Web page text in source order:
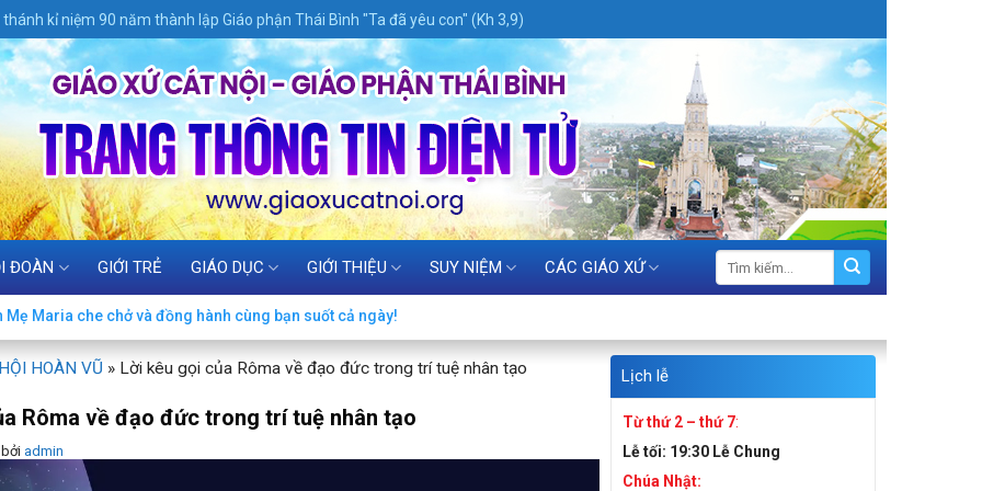
kỉ niệm 90 năm thành lập Giáo phận Thái Bình "Ta đã yêu con" (Kh 3,9)
ĐOÀN GIỚI TRẺ GIÁO DỤC GIỚI THIỆU SUY NIỆM CÁC GIÁO XỨ
Mẹ Maria che chở và đồng hành cùng bạn suốt cả ngày!
HOÀN VŨ » Lời kêu gọi của Rôma về đạo đức trong trí tuệ nhân tạo
Rôma về đạo đức trong trí tuệ nhân tạo
bởi admin
Lịch lễ
Từ thứ 2 – thứ 7:
Lễ tối: 19:30 Lễ Chung
Chúa Nhật: